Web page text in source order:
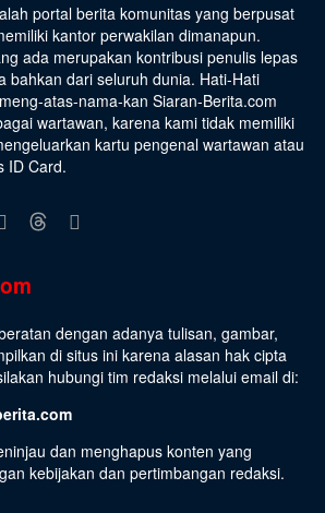
portal berita komunitas yang berpusat
kantor perwakilan dimanapun.
ada merupakan kontribusi penulis lepas
bahkan dari seluruh dunia. Hati-Hati
atas-nama-kan Siaran-Berita.com
wartawan, karena kami tidak memiliki
kartu pengenal wartawan atau
ID Card.
dengan adanya tulisan, gambar,
di situs ini karena alasan hak cipta
hubungi tim redaksi melalui email di:
dan menghapus konten yang
kebijakan dan pertimbangan redaksi.